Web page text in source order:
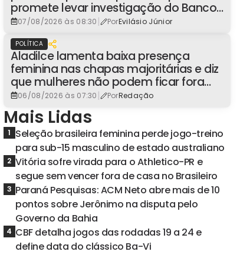
promete levar investigação do Banco
Master à Presidência
07/08/2026 às 08:30 | PorEvilásio Júnior
POLÍTICA
Aladilce lamenta baixa presença
feminina nas chapas majoritárias e diz
que mulheres não podem ficar fora
dos espaços de poder
06/08/2026 às 07:30 | PorRedação
Mais Lidas
1 Seleção brasileira feminina perde jogo-treino
para sub-15 masculino de estado australiano
2 Vitória sofre virada para o Athletico-PR e
segue sem vencer fora de casa no Brasileiro
3 Paraná Pesquisas: ACM Neto abre mais de 10
pontos sobre Jerônimo na disputa pelo
Governo da Bahia
4 CBF detalha jogos das rodadas 19 a 24 e
define data do clássico Ba-Vi